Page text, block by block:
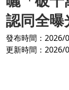
認同全曝
發布時間：2026/
更新時間：2026/